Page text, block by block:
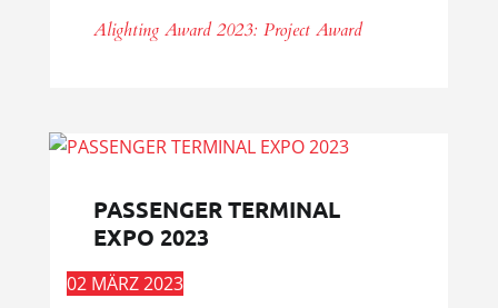
Alighting Award 2023: Project Award
PASSENGER TERMINAL
EXPO 2023
02 MÄRZ 2023